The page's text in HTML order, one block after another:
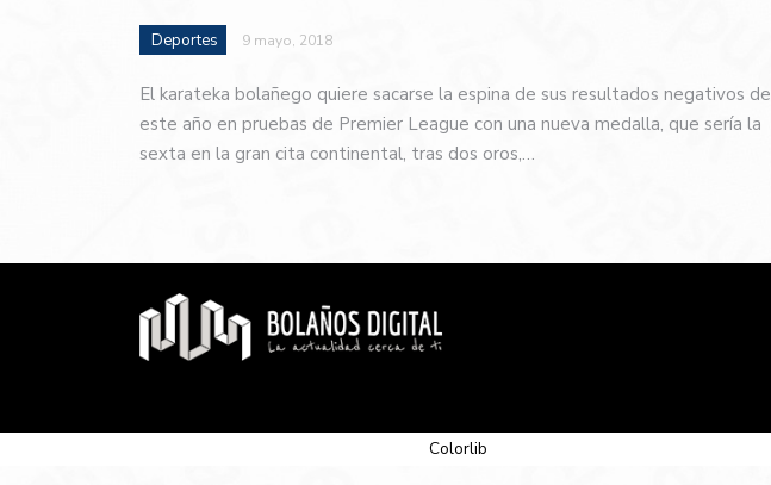
Deportes 9 mayo, 2018
El karateka bolañego quiere sacarse la espina de sus resultados negativos de
este año en pruebas de Premier League con una nueva medalla, que sería la
sexta en la gran cita continental, tras dos oros,…
Colorlib